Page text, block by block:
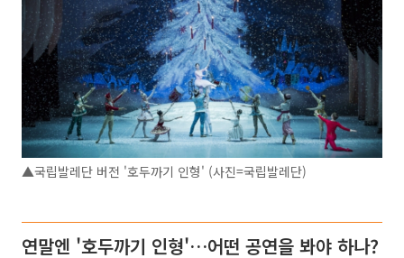
▲국립발레단 버전 '호두까기 인형' (사진=국립발레단)
연말엔 '호두까기 인형'…어떤 공연을 봐야 하나?